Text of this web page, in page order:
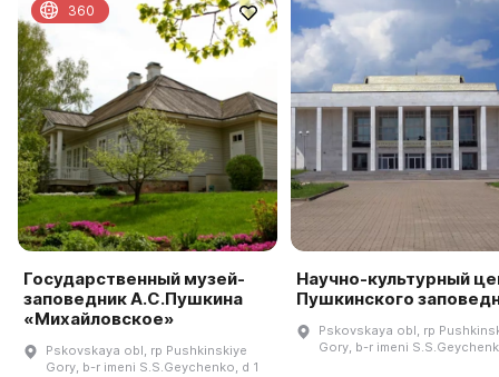
Государственный музей-
заповедник А.С.Пушкина
«Михайловское»
Pskovskaya obl, rp Pushkinskiye
Gory, b-r imeni S.S.Geychenko, d 1
360
Научно-культурный
Пушкинского
Pskovskaya obl, rp
Gory, b-r imeni